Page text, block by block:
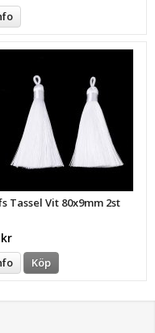
Tassel Vit 80x9mm 2st
Köp